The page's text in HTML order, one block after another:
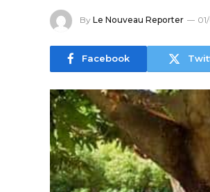
By Le Nouveau Reporter
Facebook